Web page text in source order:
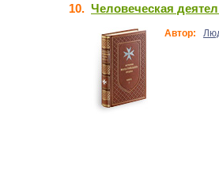
10. Человеческая
Автор: